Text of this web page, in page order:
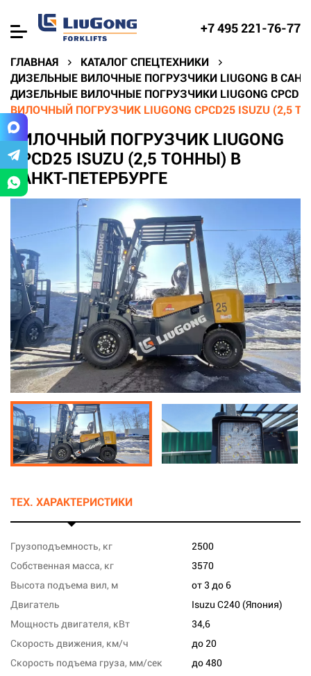
+7 495 221-76-77
ГЛАВНАЯ
КАТАЛОГ СПЕЦТЕХНИКИ
ДИЗЕЛЬНЫЕ ВИЛОЧНЫЕ ПОГРУЗЧИКИ LIUGONG В
ДИЗЕЛЬНЫЕ ВИЛОЧНЫЕ ПОГРУЗЧИКИ LIUGONG CPCD
ВИЛОЧНЫЙ ПОГРУЗЧИК LIUGONG CPCD25 ISUZU (2,5
ВИЛОЧНЫЙ ПОГРУЗЧИК LIUGONG
CPCD25 ISUZU (2,5 ТОННЫ) В
САНКТ-ПЕТЕРБУРГЕ
ТЕХ. ХАРАКТЕРИСТИКИ
Грузоподъемность, кг
2500
Собственная масса, кг
3570
Высота подъема вил, м
от 3 до 6
Двигатель
Isuzu C240 (Япония)
Мощность двигателя, кВт
34,6
Скорость движения, км/ч
до 20
Скорость подъема груза, мм/сек
до 480